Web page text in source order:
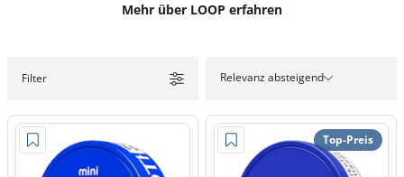
Mehr über LOOP erfahren
Filter Relevanz absteigend
Top-Preis